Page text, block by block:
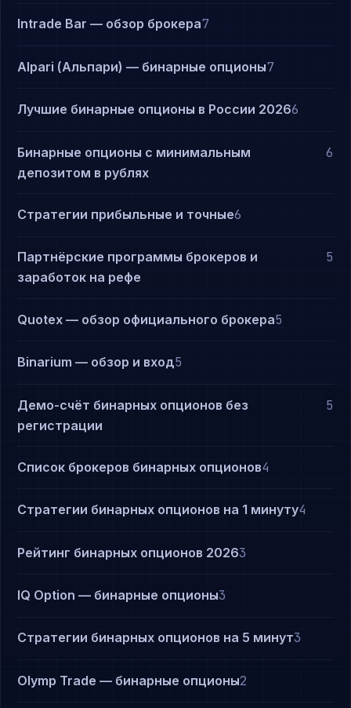
Intrade Bar — обзор брокера7
Alpari (Альпари) — бинарные опционы7
Лучшие бинарные опционы в России 20266
Бинарные опционы с минимальным
депозитом в рублях
6
Стратегии прибыльные и точные6
Партнёрские программы брокеров и
заработок на рефе
5
Quotex — обзор официального брокера5
Binarium — обзор и вход5
Демо-счёт бинарных опционов без
регистрации
5
Список брокеров бинарных опционов4
Стратегии бинарных опционов на 1 минуту4
Рейтинг бинарных опционов 20263
IQ Option — бинарные опционы3
Стратегии бинарных опционов на 5 минут3
Olymp Trade — бинарные опционы2